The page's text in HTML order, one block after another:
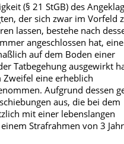
(§ 21 StGB) des
der sich zwar im Vorfeld
lassen, bestehe nach
angeschlossen hat, eine
auf dem Boden einer
Tatbegehung ausgewirkt
eine erheblich
Aufgrund dessen
aus, die bei dem
mit einer lebenslangen
Strafrahmen von 3